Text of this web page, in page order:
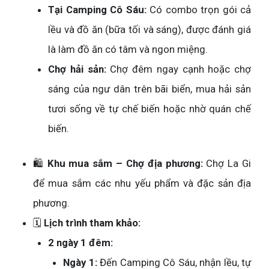
Tại Camping Cô Sáu:Có combo trọn gói cả
lều và đồ ăn (bữa tối và sáng), được đánh giá
là làm đồ ăn có tâm và ngon miệng.
Chợ hải sản:Chợ đêm ngay cạnh hoặc chợ
sáng của ngư dân trên bãi biển, mua hải sản
tươi sống về tự chế biến hoặc nhờ quán chế
biến.
🛍️ Khu mua sắm – Chợ địa phương:Chợ La Gi
để mua sắm các nhu yếu phẩm và đặc sản địa
phương.
🗓️ Lịch trình tham khảo:
2 ngày 1 đêm:
Ngày 1:Đến Camping Cô Sáu, nhận lều, tự